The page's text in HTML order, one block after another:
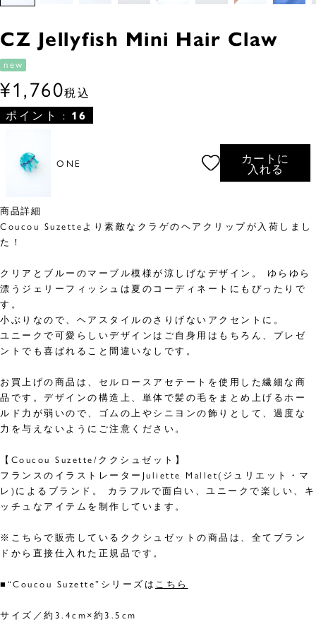
CZ Jellyfish Mini Hair Claw
new
¥1,760税込
ポイント : 16
ONE
カートに
入れる
商品詳細
Coucou Suzetteより素敵なクラゲのヘアクリップが入荷しまし
た！
クリアとブルーのマーブル模様が涼しげなデザイン。 ゆらゆら
漂うジェリーフィッシュは夏のコーディネートにもぴったりで
す。
小ぶりなので、ヘアスタイルのさりげないアクセントに。
ユニークで可愛らしいデザインはご自身用はもちろん、プレゼ
ントでも喜ばれること間違いなしです。
お買上げの商品は、セルロースアセテートを使用した繊細な商
品です。デザインの構造上、単体で髪の毛をまとめ上げるホー
ルド力が弱いので、ゴムの上やシニヨンの飾りとして、過度な
力を与えないようにご注意ください。
【Coucou Suzette/ククシュゼット】
フランスのイラストレーターJuliette Mallet(ジュリエット・マ
レ)によるブランド。 カラフルで面白い、ユニークで楽しい、キ
ッチュなアイテムを制作しています。
※こちらで販売しているククシュゼットの商品は、全てブラン
ドから直接仕入れた正規品です。
■“Coucou Suzette”シリーズは こちら
サイズ／約3.4cm×約3.5cm